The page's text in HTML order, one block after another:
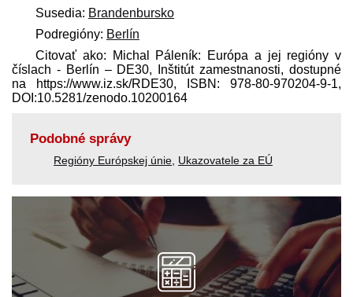
Susedia: Brandenbursko
Podregióny: Berlín
Citovať ako: Michal Páleník: Európa a jej regióny v
číslach - Berlín – DE30, Inštitút zamestnanosti, dostupné
na https://www.iz.sk/​RDE30, ISBN: 978-80-970204-9-1,
DOI:10.5281/zenodo.10200164
Podobné správy
Regióny Európskej únie Ukazovatele za EÚ